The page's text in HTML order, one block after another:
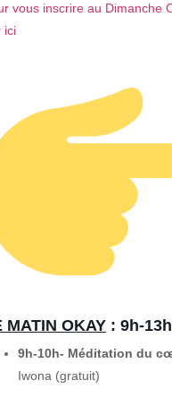
vous inscrire au Dimanche
ici
MATIN OKAY : 9h-
9h-10h- Méditation du
Iwona